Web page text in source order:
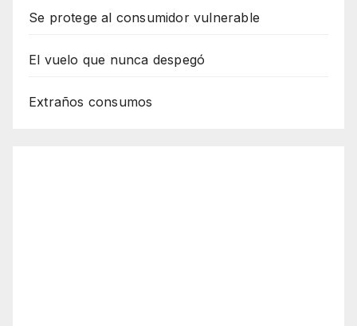
Se protege al consumidor vulnerable
El vuelo que nunca despegó
Extraños consumos